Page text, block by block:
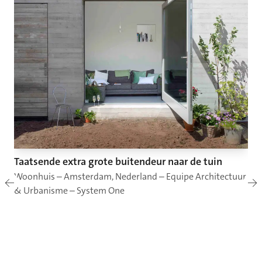
Taatsende extra grote buitendeur naar de tuin
Woonhuis – Amsterdam, Nederland – Equipe Architectuur
& Urbanisme – System One